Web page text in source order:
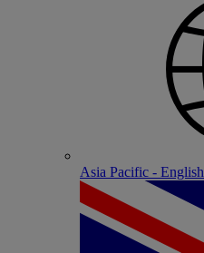
Asia Pacific - English